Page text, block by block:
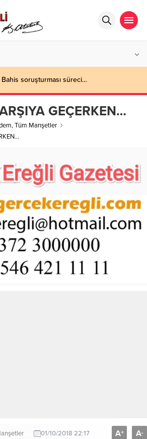
Bahis soruşturması süreci…
GEÇERKEN…
,Tüm Manşetler
01/10/2018 22:17 A+ A-